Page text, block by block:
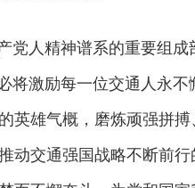
党人精神谱系的重要组
将激励每一位交通人永
英雄气概，磨炼顽强拼
动交通强国战略不断前